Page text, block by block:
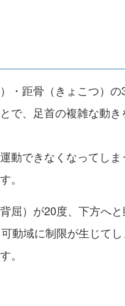
・距骨（きょこつ）
で、足首の複雑な動き
動できなくなってしま
。
屈）が20度、下方へ
動域に制限が生じて
。